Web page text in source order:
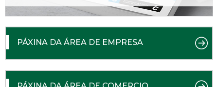
PÁXINA DA ÁREA DE EMPRESA